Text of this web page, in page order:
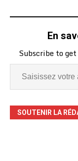
mobile Orange
remplacé Airtel
télécoms national.
Cette…
En
Subscribe to
SOUTENIR LA